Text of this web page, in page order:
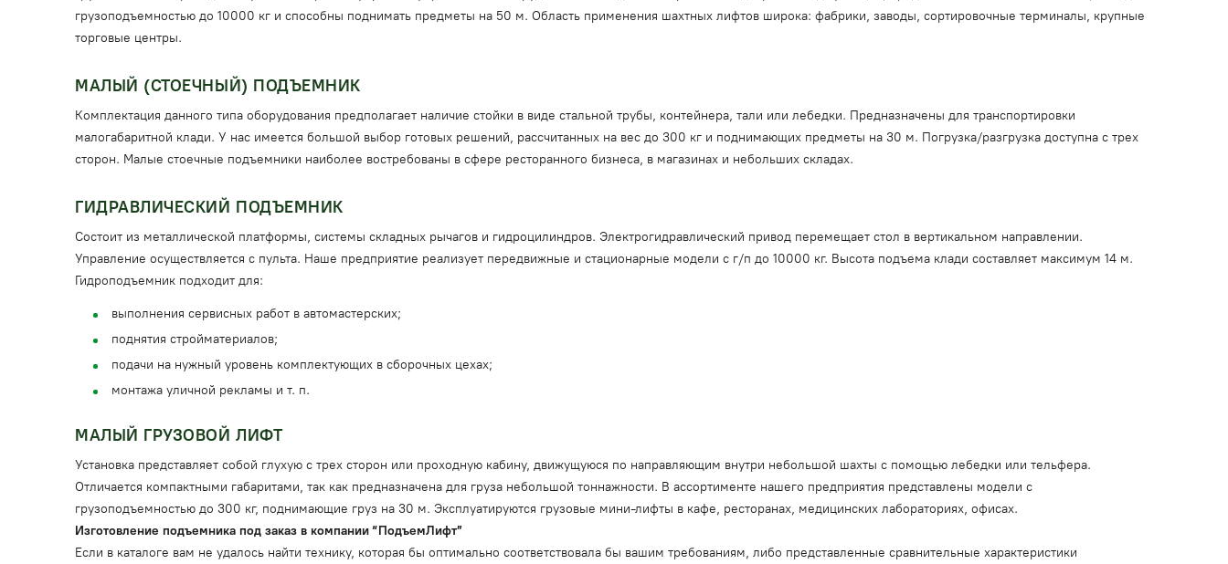
грузоподъемностью до 10000 кг и способны поднимать предметы на 50 м. Область применения шахтных лифтов широка: фабрики, заводы, сортировочные терминалы, крупные
торговые центры.
МАЛЫЙ (СТОЕЧНЫЙ) ПОДЪЕМНИК
Комплектация данного типа оборудования предполагает наличие стойки в виде стальной трубы, контейнера, тали или лебедки. Предназначены для транспортировки
малогабаритной клади. У нас имеется большой выбор готовых решений, рассчитанных на вес до 300 кг и поднимающих предметы на 30 м. Погрузка/разгрузка доступна с трех
сторон. Малые стоечные подъемники наиболее востребованы в сфере ресторанного бизнеса, в магазинах и небольших складах.
ГИДРАВЛИЧЕСКИЙ ПОДЪЕМНИК
Состоит из металлической платформы, системы складных рычагов и гидроцилиндров. Электрогидравлический привод перемещает стол в вертикальном направлении.
Управление осуществляется с пульта. Наше предприятие реализует передвижные и стационарные модели с г/п до 10000 кг. Высота подъема клади составляет максимум 14 м.
Гидроподъемник подходит для:
выполнения сервисных работ в автомастерских;
поднятия стройматериалов;
подачи на нужный уровень комплектующих в сборочных цехах;
монтажа уличной рекламы и т. п.
МАЛЫЙ ГРУЗОВОЙ ЛИФТ
Установка представляет собой глухую с трех сторон или проходную кабину, движущуюся по направляющим внутри небольшой шахты с помощью лебедки или тельфера.
Отличается компактными габаритами, так как предназначена для груза небольшой тоннажности. В ассортименте нашего предприятия представлены модели с
грузоподъемностью до 300 кг, поднимающие груз на 30 м. Эксплуатируются грузовые мини-лифты в кафе, ресторанах, медицинских лабораториях, офисах.
Изготовление подъемника под заказ в компании “ПодъемЛифт”
Если в каталоге вам не удалось найти технику, которая бы оптимально соответствовала бы вашим требованиям, либо представленные сравнительные характеристики